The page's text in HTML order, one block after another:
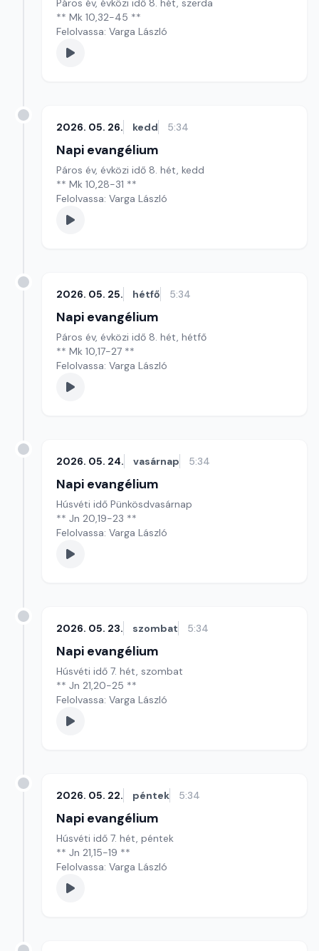
Páros év, évközi idő 8. hét, szerda
** Mk 10,32-45 **
Felolvassa: Varga László
2026. 05. 26. kedd 5:34
Napi evangélium
Páros év, évközi idő 8. hét, kedd
** Mk 10,28-31 **
Felolvassa: Varga László
2026. 05. 25. hétfő 5:34
Napi evangélium
Páros év, évközi idő 8. hét, hétfő
** Mk 10,17-27 **
Felolvassa: Varga László
2026. 05. 24. vasárnap 5:34
Napi evangélium
Húsvéti idő Pünkösdvasárnap
** Jn 20,19-23 **
Felolvassa: Varga László
2026. 05. 23. szombat 5:34
Napi evangélium
Húsvéti idő 7. hét, szombat
** Jn 21,20-25 **
Felolvassa: Varga László
2026. 05. 22. péntek 5:34
Napi evangélium
Húsvéti idő 7. hét, péntek
** Jn 21,15-19 **
Felolvassa: Varga László